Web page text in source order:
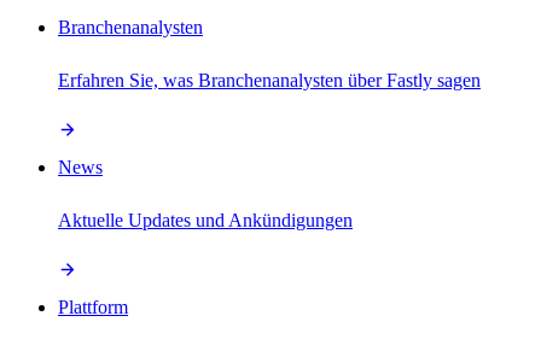
Branchenanalysten
Erfahren Sie, was Branchenanalysten über Fastly sagen
News
Aktuelle Updates und Ankündigungen
Plattform